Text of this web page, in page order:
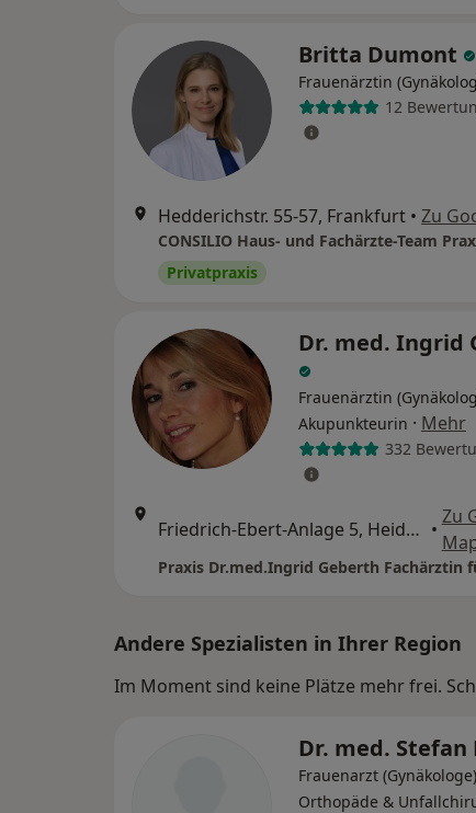
Britta Dumont
Frauenärztin
12
Hedderichstr. 55-57, Frankfurt • Zu
Privatpraxis
Dr. med. Ingrid
Frauenärztin
Akupunkteurin · Mehr
332
Friedrich-Ebert-Anlage 5, Heidelberg •
Zu
Andere Spezialisten in Ihrer Region
Im Moment sind keine Plätze mehr frei.
Dr. med. Stefan
Frauenarzt
Orthopäde &